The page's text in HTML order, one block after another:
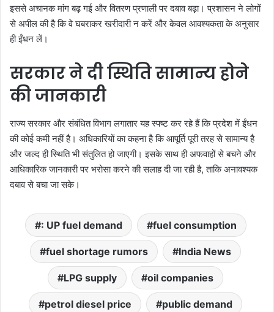
इससे अचानक मांग बढ़ गई और वितरण प्रणाली पर दबाव बढ़ा। प्रशासन ने लोगों
से अपील की है कि वे घबराकर खरीदारी न करें और केवल आवश्यकता के अनुसार
ही ईंधन लें।
सरकार ने दी स्थिति सामान्य होने
की जानकारी
राज्य सरकार और संबंधित विभाग लगातार यह स्पष्ट कर रहे हैं कि प्रदेश में ईंधन
की कोई कमी नहीं है। अधिकारियों का कहना है कि आपूर्ति पूरी तरह से सामान्य है
और जल्द ही स्थिति भी संतुलित हो जाएगी। इसके साथ ही अफवाहों से बचने और
आधिकारिक जानकारी पर भरोसा करने की सलाह दी जा रही है, ताकि अनावश्यक
दबाव से बचा जा सके।
: UP fuel demand fuel consumption
fuel shortage rumors India News
LPG supply oil companies
petrol diesel price public demand